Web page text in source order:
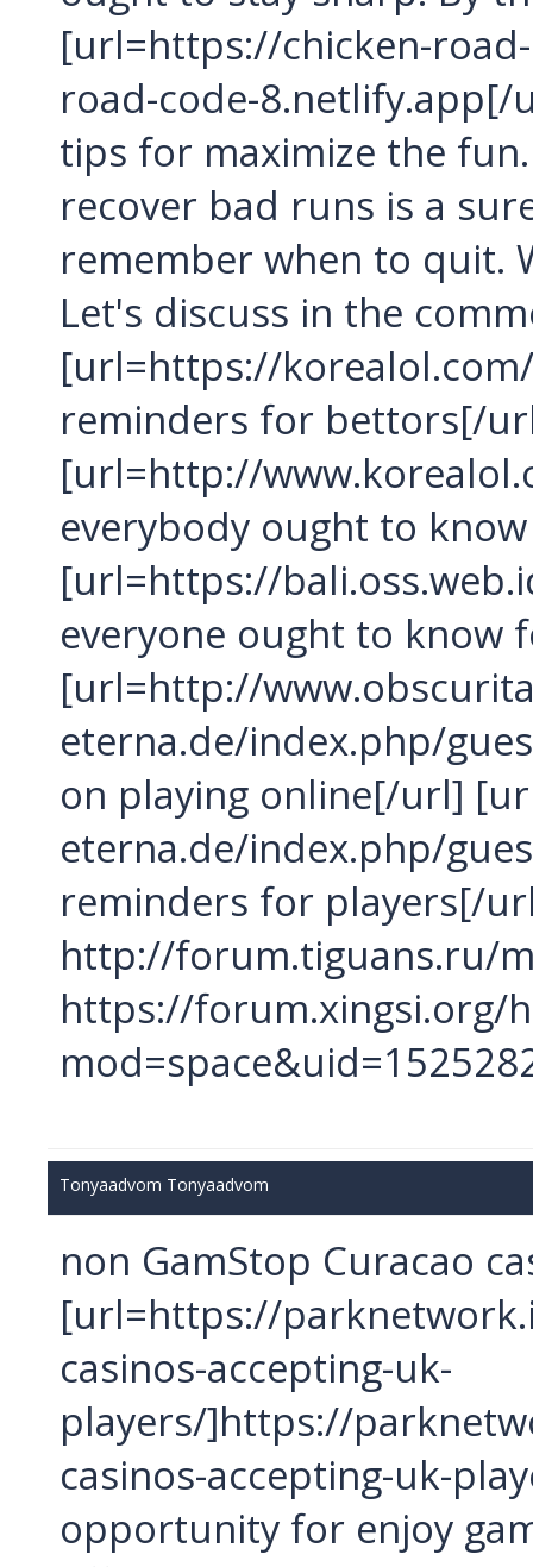
Школьные каникулы в Армении -
5 дней
Школьные каникулы в Армении -
7 дней
[url=https://chicken-
road-code-
tips for maximize the
recover bad runs is a
remember when to quit.
Let's discuss in the
[url=https://
reminders for bettors[/
[url=http://
everybody ought to
[url=https://
everyone ought to
[url=http://
eterna.de/index.php/
on playing online[/url]
eterna.de/index.php/
reminders for players[/
http://forum.tiguans.ru/
https://forum.xingsi.org/
Tonyaadvom Tonyaadvom
non GamStop Curacao
[url=https://
casinos-accepting-uk-
players/]https://
casinos-accepting-uk-
opportunity for enjoy